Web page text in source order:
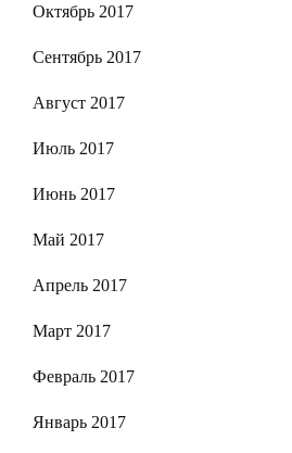
Октябрь 2017
Сентябрь 2017
Август 2017
Июль 2017
Июнь 2017
Май 2017
Апрель 2017
Март 2017
Февраль 2017
Январь 2017